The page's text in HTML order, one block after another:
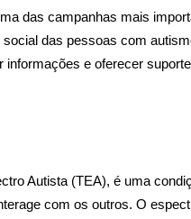
das campanhas mais
das pessoas com
informações e oferecer
Autista (TEA), é uma
com os outros. O